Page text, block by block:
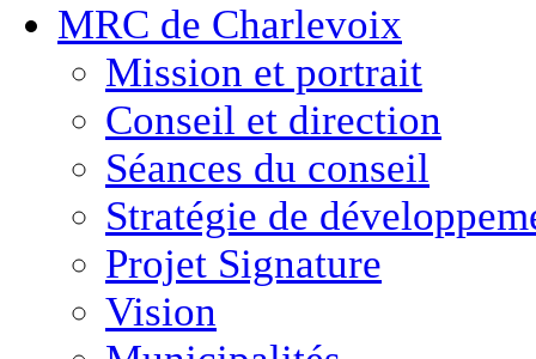
MRC de Charlevoix
Mission et portrait
Conseil et direction
Séances du conseil
Stratégie de
Projet Signature
Vision